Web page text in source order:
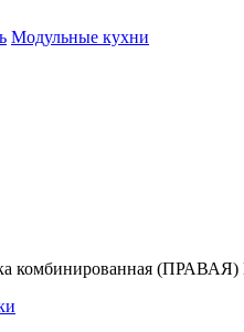
Модульные кухни
комбинированная (ПРАВАЯ)